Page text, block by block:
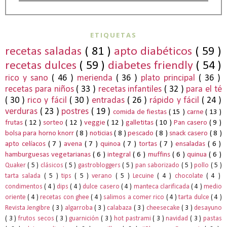
ETIQUETAS
recetas saladas ( 81 ) apto diabéticos ( 59 )
recetas dulces ( 59 ) diabetes friendly ( 54 )
rico y sano ( 46 ) merienda ( 36 ) plato principal ( 36 )
recetas para niños ( 33 ) recetas infantiles ( 32 ) para el té
( 30 ) rico y fácil ( 30 ) entradas ( 26 ) rápido y fácil ( 24 )
verduras ( 23 ) postres ( 19 ) comida de fiestas ( 15 ) carne( 13 )
frutas ( 12 ) sorteo( 12 ) veggie( 12 ) galletitas ( 10 ) Pan casero ( 9 )
bolsa para horno knorr ( 8 ) noticias( 8 )pescado ( 8 ) snack casero ( 8 )
apto celíacos ( 7 ) avena ( 7 ) quinoa ( 7 ) tortas ( 7 )ensaladas ( 6 )
hamburguesas vegetarianas( 6 )integral( 6 ) muffins ( 6 ) quinua ( 6 )
Quaker( 5 ) clásicos( 5 ) gastrobloggers( 5 ) pan saborizado ( 5 )pollo ( 5 )
tarta salada ( 5 )tips( 5 )verano ( 5 ) Lecuine( 4 ) chocolate ( 4 )
condimentos( 4 )dips( 4 )dulce casero ( 4 ) manteca clarificada( 4 )medio
oriente( 4 )recetas con ghee( 4 ) salimos a comer rico ( 4 )tarta dulce( 4 )
Revista Jengibre ( 3 ) algarroba( 3 )calabaza ( 3 ) cheesecake ( 3 )desayuno
( 3 )frutos secos( 3 ) guarnición( 3 ) hot pastrami( 3 )navidad( 3 )pastas